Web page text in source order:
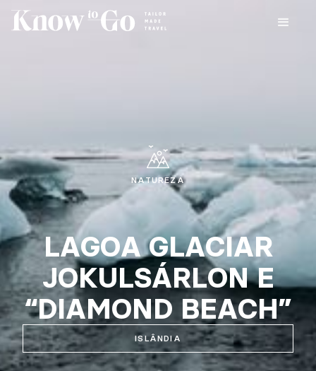
NATUREZA
LAGOA GLACIAR
JOKULSÁRLON E
“DIAMOND BEACH”
ISLÂNDIA